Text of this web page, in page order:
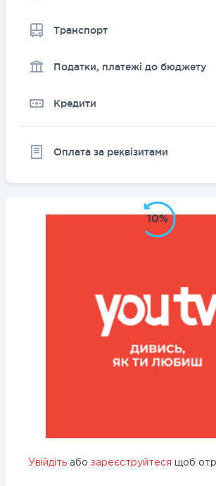
Транспорт
Податки, платежі до бюджету
Кредити
Оплата за реквізитами
10%
Увійдітьабо зареєструйтеся щоб